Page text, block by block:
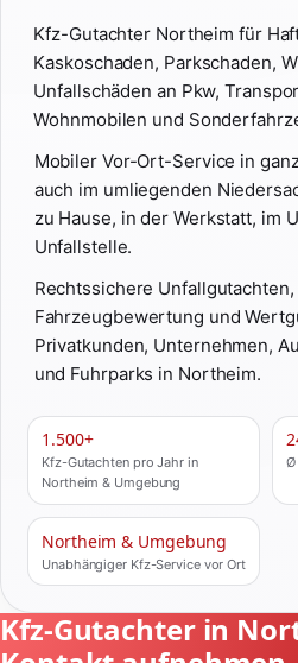
Kfz-Gutachter Northeim für
Kaskoschaden, Parkschaden,
Unfallschäden an Pkw,
Wohnmobilen und
Mobiler Vor-Ort-Service in
auch im umliegenden
zu Hause, in der Werkstatt, im
Unfallstelle.
Rechtssichere
Fahrzeugbewertung und
Privatkunden, Unternehmen,
und Fuhrparks in Northeim.
1.500+
Kfz-Gutachten pro Jahr in
Northeim & Umgebung
Ø
Northeim & Umgebung
Unabhängiger Kfz-Service vor Ort
Kfz-Gutachter in